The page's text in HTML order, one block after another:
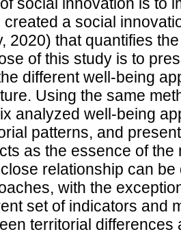
created a social
2020) that quantifies
of this study is to
different well-being
Using the same
analyzed well-being
patterns, and
as the essence of
relationship can
with the
set of indicators and
territorial